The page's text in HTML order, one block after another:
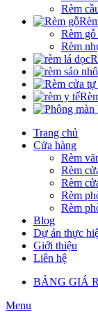
Rèm
Rèm
Rèm
Trang chủ
Cửa hàng
Rèm
Rèm
Rèm
Rèm
Rèm
Blog
Dự án thực
Giới thiệu
Liên hệ
BẢNG GIÁ
Menu